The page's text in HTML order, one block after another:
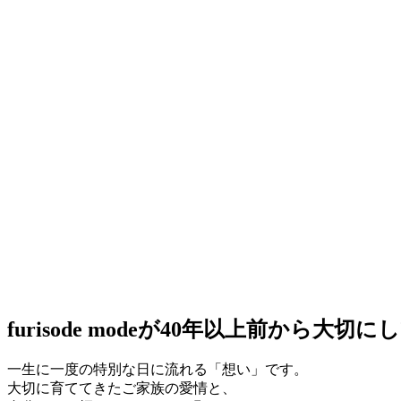
furisode modeが40年以上前から大切に
一生に一度の特別な日に流れる「想い」です。
大切に育ててきたご家族の愛情と、